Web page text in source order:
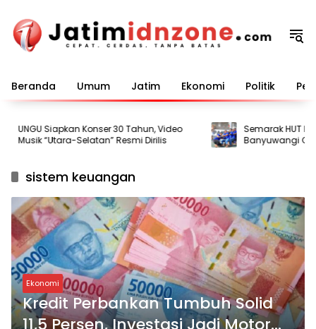
konten
Beranda Umum Jatim Ekonomi Politik
UNGU Siapkan Konser 30 Tahun, Video
Musik “Utara-Selatan” Resmi Dirilis
Semarak HUT ke-81
Banyuwangi Gelar
bagi Warga Binaan
sistem keuangan
Ekonomi
Kredit Perbankan Tumbuh Solid
11,5 Persen, Investasi Jadi Motor